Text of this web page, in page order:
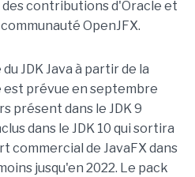
contributions d'Oracle et
OpenJFX.
JDK Java à partir de la
est prévue en septembre
présent dans le JDK 9
dans le JDK 10 qui sortira
commercial de JavaFX dans
jusqu'en 2022. Le pack